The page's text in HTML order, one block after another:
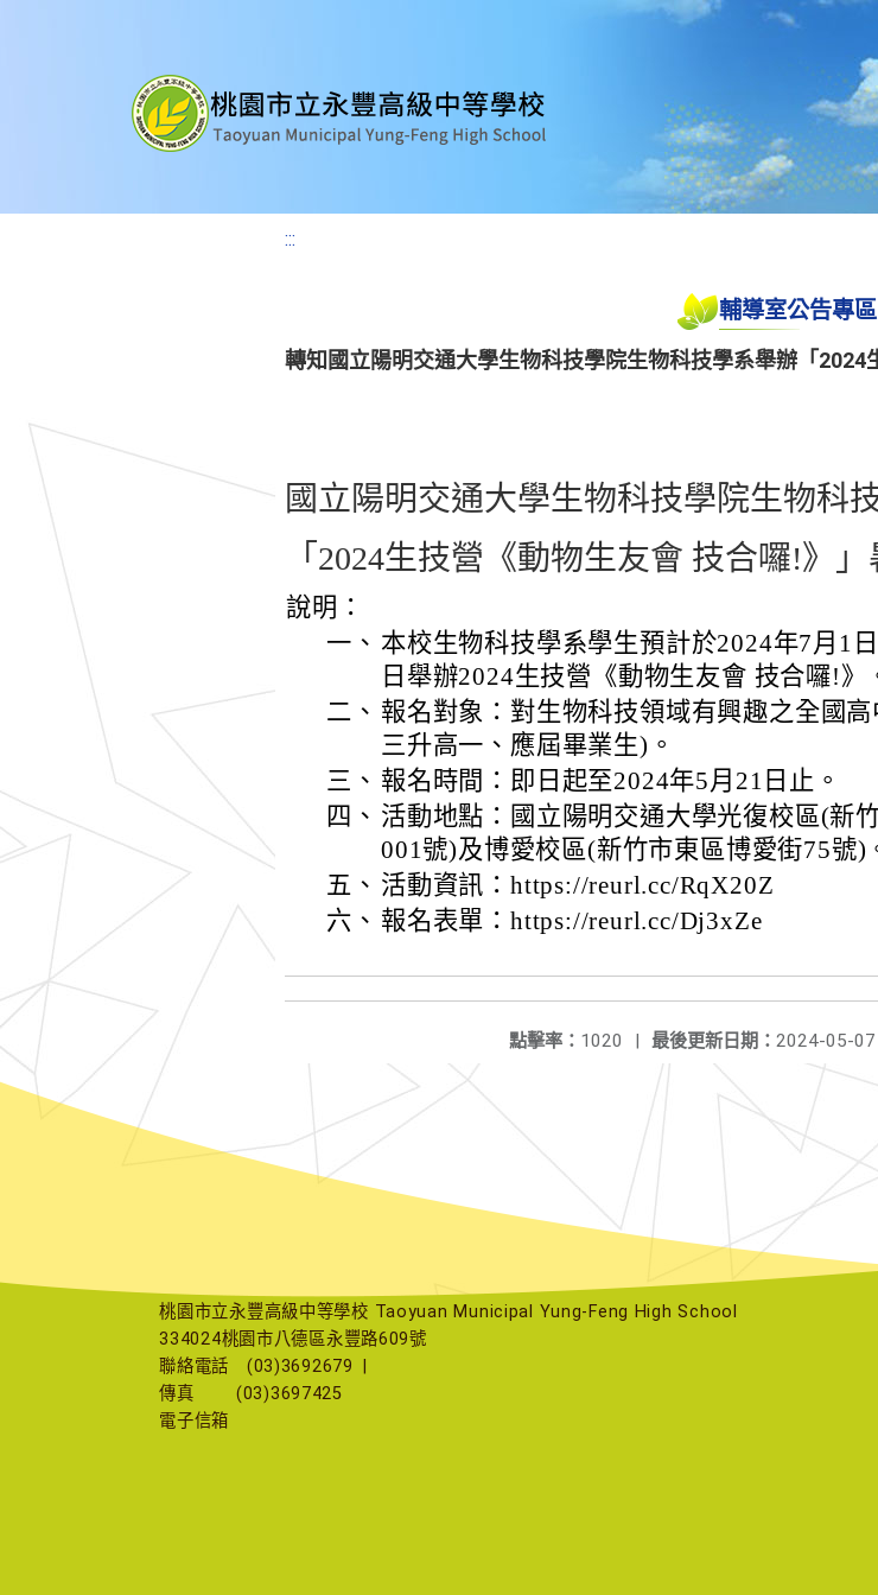
:::
輔導室公告專區
轉知國立陽明交通大學生物科技學院生物科技學系舉辦「
國立陽明交通大學生物科技學院生物科
「2024生技營《動物生友會 技合囉!》
說明：
一、 本校生物科技學系學生預計於2024年7月1
日舉辦2024生技營《動物生友會 技合囉!》
二、 報名對象：對生物科技領域有興趣之全國高
三升高一、應屆畢業生)。
三、 報名時間：即日起至2024年5月21日止。
四、 活動地點：國立陽明交通大學光復校區(新
001號)及博愛校區(新竹市東區博愛街75號)
五、 活動資訊：https://reurl.cc/RqX20Z
六、 報名表單：https://reurl.cc/Dj3xZe
最後更新日期： 2024-05-07
點擊率： 1020 |
桃園市立永豐高級中等學校 Taoyuan Municipal Yung-Feng High School
334024桃園市八德區永豐路609號
聯絡電話
(03)3692679
傳真
(03)3697425
電子信箱